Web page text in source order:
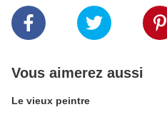
Vous aimerez aussi
Le vieux peintre